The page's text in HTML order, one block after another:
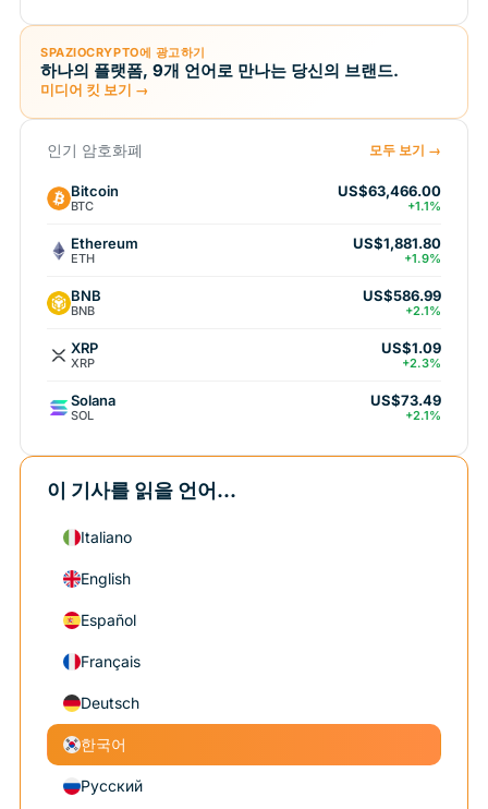
SPAZIOCRYPTO에 광고하기
하나의 플랫폼, 9개 언어로 만나는 당신의 브랜드.
미디어 킷 보기 →
인기 암호화폐 모두 보기 →
Bitcoin
BTC
US$63,466.00
+1.1%
Ethereum
ETH
US$1,881.80
+1.9%
BNB
BNB
US$586.99
+2.1%
XRP
XRP
US$1.09
+2.3%
Solana
SOL
US$73.49
+2.1%
이 기사를 읽을 언어...
Italiano
English
Español
Français
Deutsch
한국어
Русский